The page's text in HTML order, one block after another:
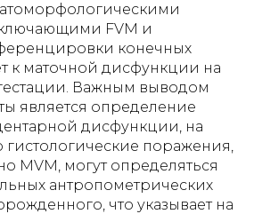
FVM и
конечных
к маточной дисфункции на
Важным выводом
является определение
дисфункции, на
гистологические поражения,
MVM, могут определяться
антропометрических
что указывает на